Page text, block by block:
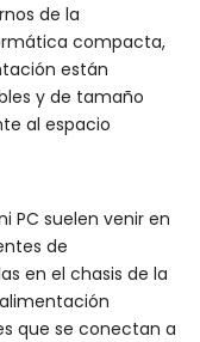
de la
compacta,
están
y de tamaño
al espacio
PC suelen venir en
de
en el chasis de la
que se conectan a